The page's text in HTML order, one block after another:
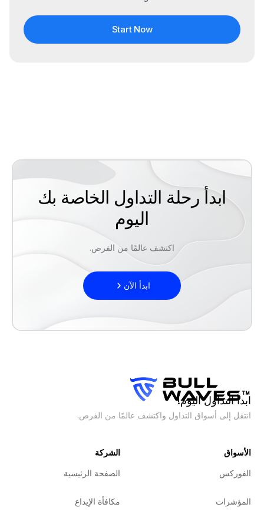
Start Now
ابدأ رحلة التداول الخاصة بك
اليوم
اكتشف عالمًا من الفرص.
ابدأ الآن
ابدأ التداول اليوم!
انتقل إلى أسواق التداول واكتشف عالمًا من الفرص.
الأسواق
الفوركس
المؤشرات
الشركة
الصفحة الرئيسية
مكافأة الإيداع